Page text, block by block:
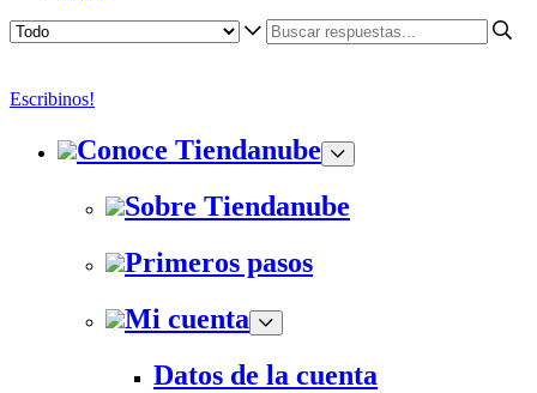
Escribinos!
Conoce Tiendanube
Sobre Tiendanube
Primeros pasos
Mi cuenta
Datos de la cuenta